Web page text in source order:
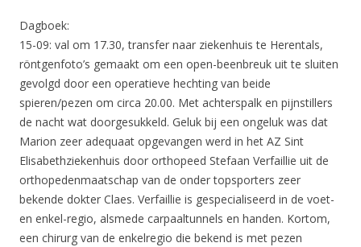
Dagboek:
15-09: val om 17.30, transfer naar ziekenhuis te Herentals,
röntgenfoto’s gemaakt om een open-beenbreuk uit te sluiten
gevolgd door een operatieve hechting van beide
spieren/pezen om circa 20.00. Met achterspalk en pijnstillers
de nacht wat doorgesukkeld. Geluk bij een ongeluk was dat
Marion zeer adequaat opgevangen werd in het AZ Sint
Elisabethziekenhuis door orthopeed Stefaan Verfaillie uit de
orthopedenmaatschap van de onder topsporters zeer
bekende dokter Claes. Verfaillie is gespecialiseerd in de voet-
en enkel-regio, alsmede carpaaltunnels en handen. Kortom,
een chirurg van de enkelregio die bekend is met pezen